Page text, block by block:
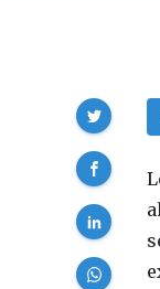
Compartir